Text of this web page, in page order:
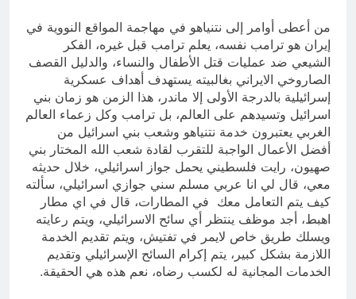
من أعطى أوامر إلى نتنياهو في مهاجمة المواقع النووية في
إيران هو ترامب نفسه، يعلم ترامب قبل غيره، الفكر
الشيعي ضد عمليات قتل الأطفال والنساء، والدليل القصف
الصاروخي الايراني بغالبيته يستهدف أهداف عسكرية
إسرائيلية بالدرجة الأولى إلا ماندر، هذا الزمن هو زمان بني
اسرائيل وتسيدهم على العالم، بل ترامب وكل زعماء العالم
الغربي يعتبرون خدمة نتنياهو وشعب بني اسرائيل من
أفضل الأعمال الواجبة للتقرب لقادة شعب الله المختار بني
صهيون، رايت فلسطيني يحمل جواز اسرائيلي، خلال حديثه
معي، قال لي انا عربي مسلم سني جوازي اسرائيلي، سألته
كيف يتم التعامل معك في المطارات، قال في اي مطار
اهبط، أجد موظف ينتظر أي سائح الاسرائيلي، ويتم رعايته
ويسلك طريق خاص لايمر في تفتيش، ويتم تقديم الخدمة
اللازمة بشكل كبير، يتم إكرام السائح الإسرائيلي وتقديم
الخدمات المجانية له لكسب رضاه، نعم هذه هي الحقيقة.